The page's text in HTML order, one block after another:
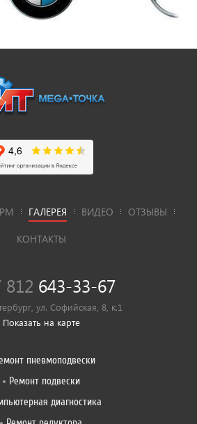
ГАЛЕРЕЯ ВИДЕО ОТЗЫВЫ
КОНТАКТЫ
812 643-33-67
ул. Софийская, 8, к.1
Показать на карте
пневмоподвески
Ремонт подвески
диагностика